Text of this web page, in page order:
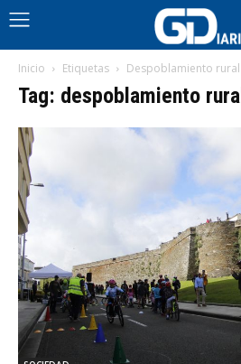
Inicio Etiquetas Despoblamiento rural
Tag: despoblamiento rural